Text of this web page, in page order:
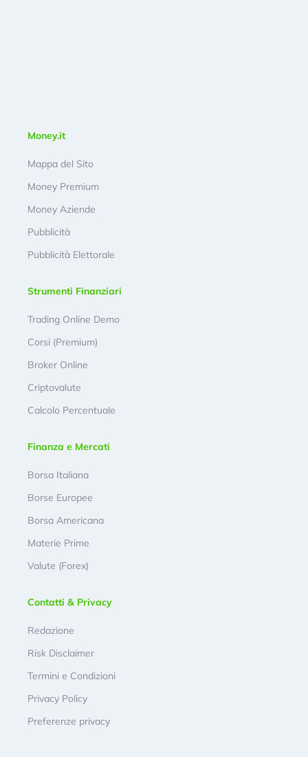
Money.it
Mappa del Sito
Money Premium
Money Aziende
Pubblicità
Pubblicità Elettorale
Strumenti Finanziari
Trading Online Demo
Corsi (Premium)
Broker Online
Criptovalute
Calcolo Percentuale
Finanza e Mercati
Borsa Italiana
Borse Europee
Borsa Americana
Materie Prime
Valute (Forex)
Contatti & Privacy
Redazione
Risk Disclaimer
Termini e Condizioni
Privacy Policy
Preferenze privacy